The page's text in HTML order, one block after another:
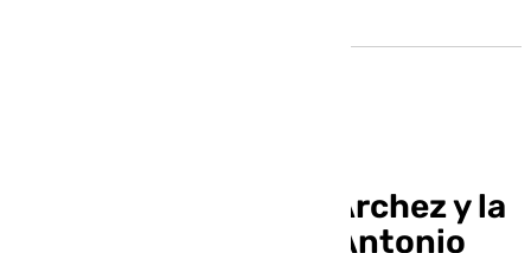
El Ayuntamiento de Árchez y la
Asociación Cultural Antonio